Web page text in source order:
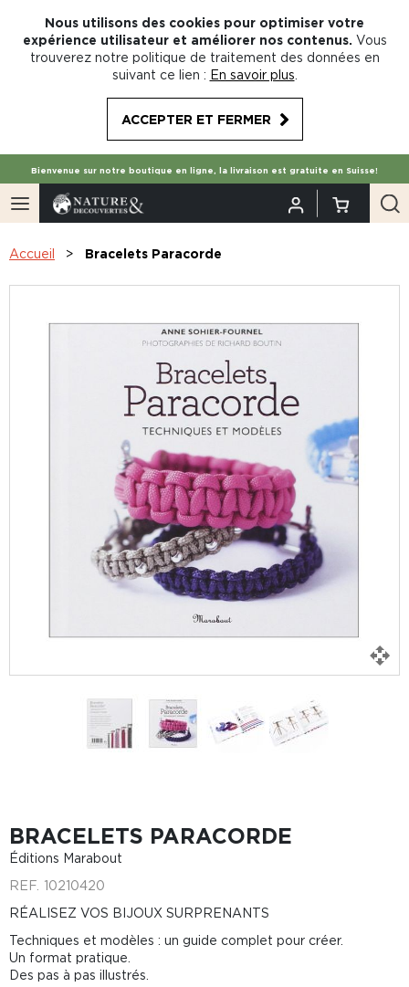
Nous utilisons des cookies pour optimiser votre
expérience utilisateur et améliorer nos contenus. Vous
trouverez notre politique de traitement des données en
suivant ce lien : En savoir plus
ACCEPTER ET FERMER
Bienvenue sur notre boutique en ligne, la livraison est gratuite en Suisse!
Accueil Bracelets Paracorde
BRACELETS PARACORDE
Éditions Marabout
REF. 10210420
RÉALISEZ VOS BIJOUX SURPRENANTS
Techniques et modèles : un guide complet pour créer.
Un format pratique.
Des pas à pas illustrés.